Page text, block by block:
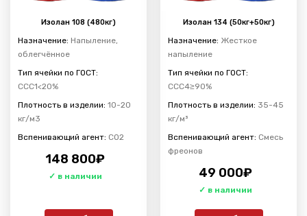
Изолан 108 (480кг)
Назначение: Напыление,
облегчённое
Тип ячейки по ГОСТ:
ССС1<20%
Плотность в изделии: 10-20
кг/м3
Вспенивающий агент: CO2
148 800₽
Изолан 134 (50кг+50кг)
Назначение: Жесткое
напыление
Тип ячейки по ГОСТ:
ССС4≥90%
Плотность в изделии: 35-45
кг/м³
Вспенивающий агент: Смесь
фреонов
49 000₽